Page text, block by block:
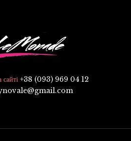
сайті +38 (093) 969 04 12